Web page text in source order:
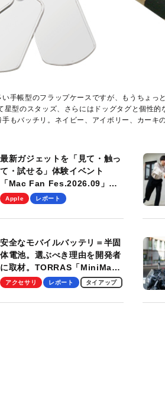
手帳型のフラップケースですが、もうちょっ
星型のスタッズ、さらにはドッグタグと個性
もバッチリ。ネイビー、アイボリー、カーキ
最新ガジェットを「見て・触っ
て・試せる」体験イベント
「Mac Fan Fes.2026.09」
を、9月26日（土）に開催しま
Apple レポート
安全なモバイルバッテリ＝半固
体電池。選ぶべき理由を開発者
に取材。TORRAS「MiniMag
Pro」の実機レビューも
アクセサリ レポート タイアップ